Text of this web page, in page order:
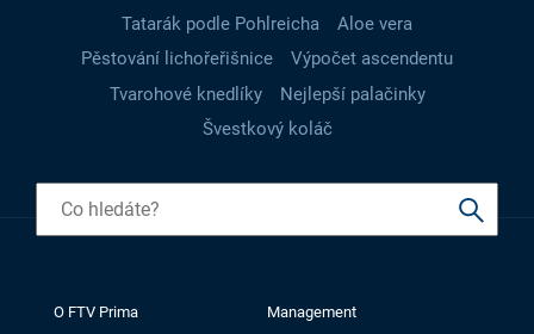
Tatarák podle Pohlreicha
Aloe vera
Pěstování lichořeřišnice
Výpočet ascendentu
Tvarohové knedlíky
Nejlepší palačinky
Švestkový koláč
O FTV Prima Management